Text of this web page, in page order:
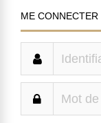
ME CONNECTER